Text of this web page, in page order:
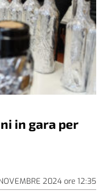
in gara per
2024ore 12:35